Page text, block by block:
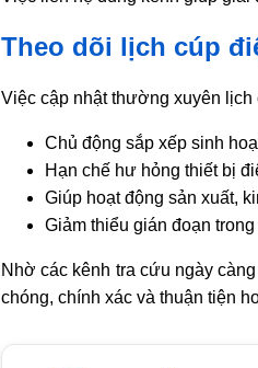
Theo dõi lịch cúp
Việc cập nhật thường xuyên
Chủ động sắp xếp sinh
Hạn chế hư hỏng thiết bị
Giúp hoạt động sản xuất,
Giảm thiểu gián đoạn
Nhờ các kênh tra cứu ngày
chóng, chính xác và thuận tiện